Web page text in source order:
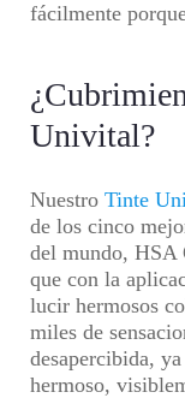
fácilmente
Univital?
Nuestro Tinte
de los cinco
del mundo, HSA
que con la
lucir hermosos
miles de
desapercibida,
hermoso,